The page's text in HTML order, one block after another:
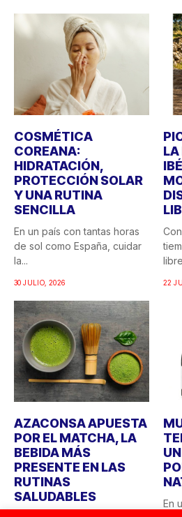
COSMÉTICA
COREANA:
HIDRATACIÓN,
PROTECCIÓN SOLAR
Y UNA RUTINA
SENCILLA
En un país con tantas horas
de sol como España, cuidar
la...
30 JULIO, 2026
LA
22
AZACONSA APUESTA
POR EL MATCHA, LA
BEBIDA MÁS
PRESENTE EN LAS
RUTINAS
SALUDABLES
En